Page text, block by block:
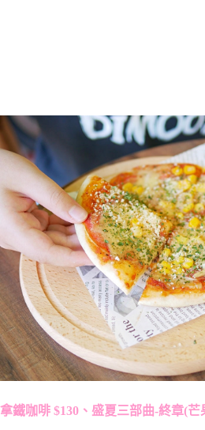
拿鐵咖啡 $130、盛夏三部曲-終章(芒